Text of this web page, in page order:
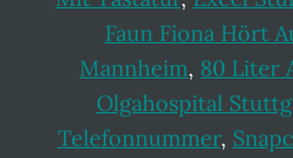
Faun Fiona Hört
Mannheim, 80 Liter
Olgahospital
Telefonnummer,